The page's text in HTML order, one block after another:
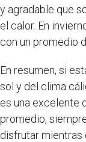
y agradable que
el calor. En
con un promedio
En resumen, si
sol y del clima
es una excelente
promedio,
disfrutar mientras